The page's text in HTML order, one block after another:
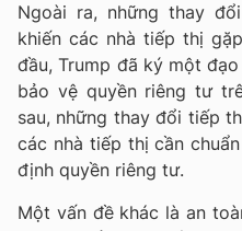
Ngoài ra, những thay
khiến các nhà tiếp thị
đầu, Trump đã ký một
bảo vệ quyền riêng tư
sau, những thay đổi tiếp
các nhà tiếp thị cần
định quyền riêng tư.
Một vấn đề khác là an